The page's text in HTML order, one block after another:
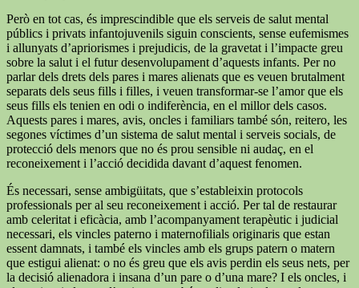
Però en tot cas, és imprescindible que els serveis de salut mental
públics i privats infantojuvenils siguin conscients, sense eufemismes
i allunyats d’apriorismes i prejudicis, de la gravetat i l’impacte greu
sobre la salut i el futur desenvolupament d’aquests infants. Per no
parlar dels drets dels pares i mares alienats que es veuen brutalment
separats dels seus fills i filles, i veuen transformar-se l’amor que els
seus fills els tenien en odi o indiferència, en el millor dels casos.
Aquests pares i mares, avis, oncles i familiars també són, reitero, les
segones víctimes d’un sistema de salut mental i serveis socials, de
protecció dels menors que no és prou sensible ni audaç, en el
reconeixement i l’acció decidida davant d’aquest fenomen.
És necessari, sense ambigüitats, que s’estableixin protocols
professionals per al seu reconeixement i acció. Per tal de restaurar
amb celeritat i eficàcia, amb l’acompanyament terapèutic i judicial
necessari, els vincles paterno i maternofilials originaris que estan
essent damnats, i també els vincles amb els grups patern o matern
que estigui alienat: o no és greu que els avis perdin els seus nets, per
la decisió alienadora i insana d’un pare o d’una mare? I els oncles, i